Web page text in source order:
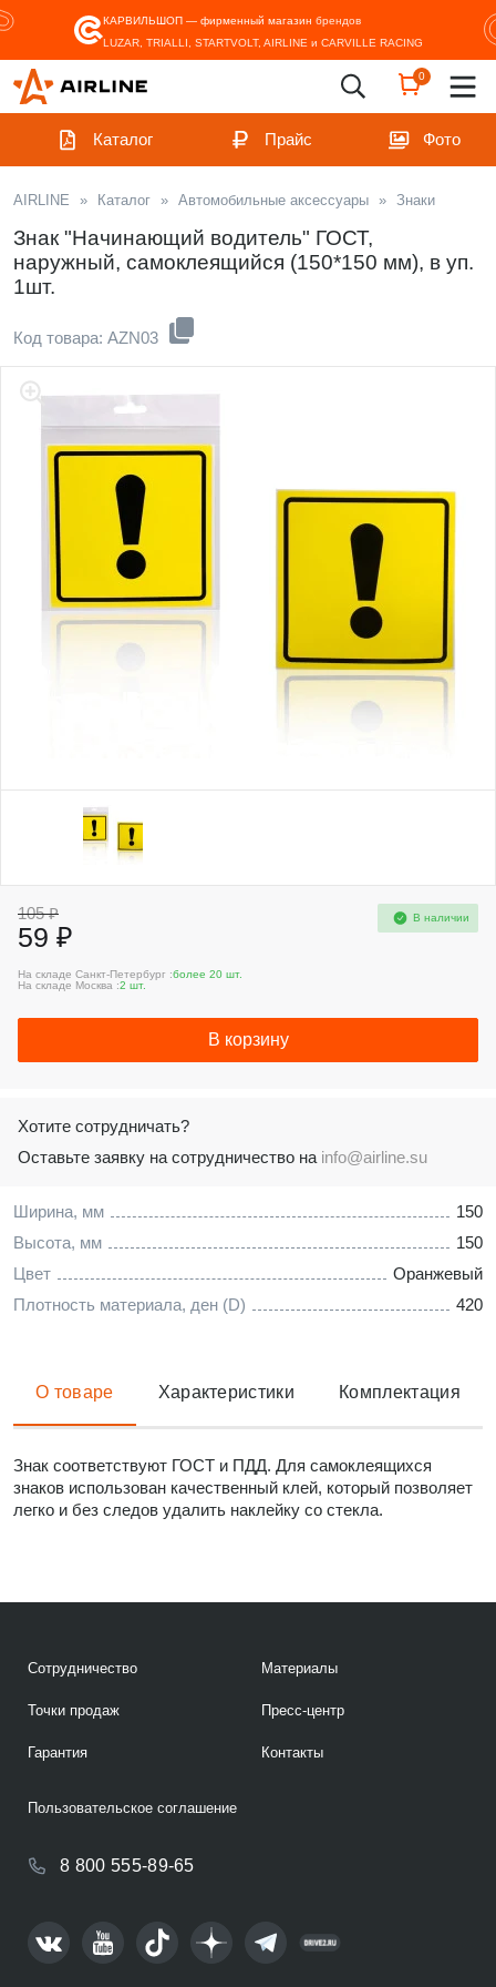
КАРВИЛЬШОП — фирменный магазин брендов
LUZAR, TRIALLI, STARTVOLT, AIRLINE и CARVILLE RACING
0
Каталог Прайс Фото
AIRLINE » Каталог » Автомобильные аксессуары » Знаки
Знак "Начинающий водитель" ГОСТ,
наружный, самоклеящийся (150*150 мм), в уп.
1шт.
Код товара: AZN03
Ширина, мм
150
Высота, мм
150
Цвет
Оранжевый
Плотность материала, ден (D)
420
105 ₽
59 ₽
В наличии
На складе Санкт-Петербург :более 20 шт.
На складе Москва :2 шт.
В корзину
Хотите сотрудничать?
Оставьте заявку на сотрудничество на info@airline.su
О товаре Характеристики Комплектация
Знак соответствуют ГОСТ и ПДД. Для самоклеящихся
знаков использован качественный клей, который позволяет
легко и без следов удалить наклейку со стекла.
Сотрудничество
Точки продаж
Гарантия
Материалы
Пресс-центр
Контакты
8 800 555-89-65
Пользовательское соглашение